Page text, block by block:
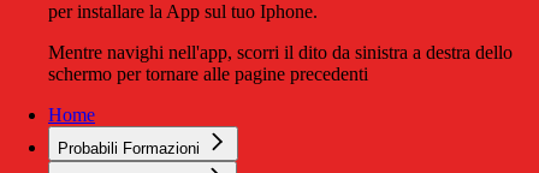
per installare la App sul tuo Iphone.
Mentre navighi nell'app, scorri il dito da sinistra a destra dello
schermo per tornare alle pagine precedenti
Home
Probabili Formazioni